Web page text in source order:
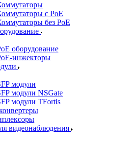
с PoE
без PoE
оборудование
инжекторы
модули
модули NSGate
модули TFortis
видеонаблюдения